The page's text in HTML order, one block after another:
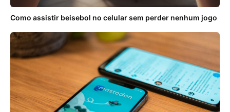
Como assistir beisebol no celular sem perder nenhum jogo